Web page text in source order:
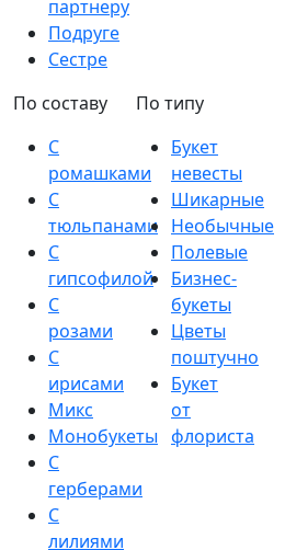
партнеру
Подруге
Сестре
По составу
С
ромашками
С
тюльпанами
С
гипсофилой
С
розами
С
ирисами
Микс
Монобукеты
С
герберами
С
лилиями
По типу
Букет
невесты
Шикарные
Необычные
Полевые
Бизнес-
букеты
Цветы
поштучно
Букет
от
флориста